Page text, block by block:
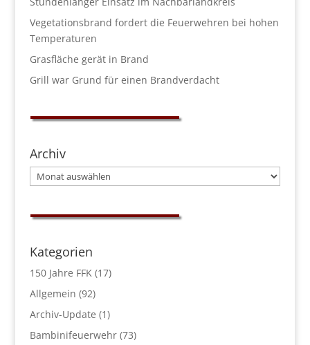
Vegetationsbrand fordert die Feuerwehren bei hohen
Temperaturen
Grasfläche gerät in Brand
Grill war Grund für einen Brandverdacht
Archiv
Archiv
Kategorien
150 Jahre FFK(17)
Allgemein (92)
Archiv-Update (1)
Bambinifeuerwehr(73)